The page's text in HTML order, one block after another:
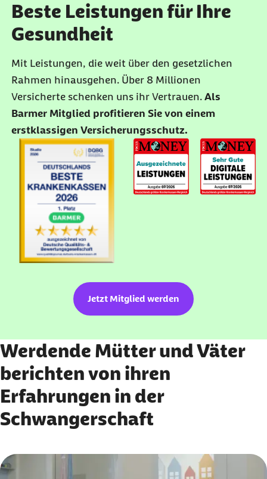
Beste Leistungen für Ihre
Gesundheit
Mit Leistungen, die weit über den gesetzlichen
Rahmen hinausgehen. Über 8 Millionen
Versicherte schenken uns ihr Vertrauen. Als
Barmer Mitglied profitieren Sie von einem
erstklassigen Versicherungsschutz.
Jetzt Mitglied werden
Werdende Mütter und Väter
berichten von ihren
Erfahrungen in der
Schwangerschaft
Karussell mit 3 Elementen
Element 1 von 3